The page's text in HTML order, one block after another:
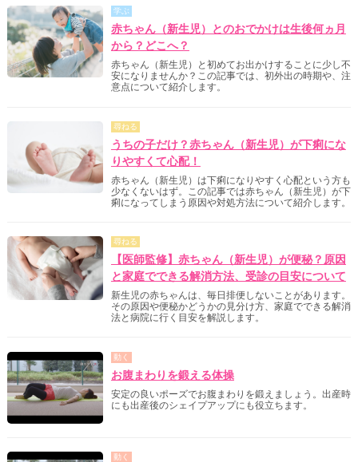
学ぶ
赤ちゃん（新生児）とのおでかけは生後何ヵ月
から？どこへ？
赤ちゃん（新生児）と初めてお出かけすることに少し不
安になりませんか？この記事では、初外出の時期や、注
意点について紹介します。
尋ねる
うちの子だけ？赤ちゃん（新生児）が下痢にな
りやすくて心配！
赤ちゃん（新生児）は下痢になりやすく心配という方も
少なくないはず。この記事では赤ちゃん（新生児）が下
痢になってしまう原因や対処方法について紹介します。
尋ねる
【医師監修】赤ちゃん（新生児）が便秘？原因
と家庭でできる解消方法、受診の目安について
新生児の赤ちゃんは、毎日排便しないことがあります。
その原因や便秘かどうかの見分け方、家庭でできる解消
法と病院に行く目安を解説します。
動く
お腹まわりを鍛える体操
安定の良いポーズでお腹まわりを鍛えましょう。出産時
にも出産後のシェイプアップにも役立ちます。
動く